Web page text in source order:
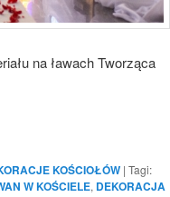
na ławach Tworząca
KOŚCIOŁÓW | Tagi:
W KOŚCIELE, DEKORACJA